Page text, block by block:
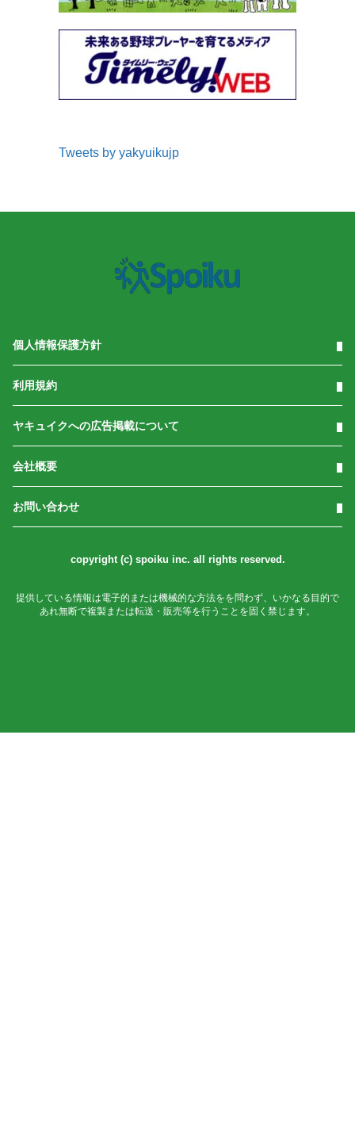
Tweets by yakyuikujp
個人情報保護方針
利用規約
ヤキュイクへの広告掲載について
会社概要
お問い合わせ
copyright (c) spoiku inc. all rights reserved.
提供している情報は電子的または機械的な方法をを問わず、いかなる目的で
あれ無断で複製または転送・販売等を行うことを固く禁じます。